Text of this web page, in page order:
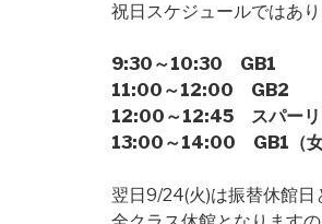
祝日スケジュールではあ
9:30～10:30 GB1
11:00～12:00 GB2
12:00～12:45 スパーリ
13:00～14:00 GB1（女
翌日9/24(火)は振替休館日